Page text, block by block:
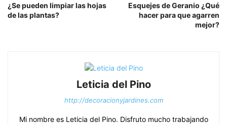
¿Se pueden limpiar las hojas
de las plantas?
Esquejes de Geranio ¿Qué
hacer para que agarren
mejor?
Leticia del Pino
http://decoracionyjardines.com
Mi nombre es Leticia del Pino. Disfruto mucho trabajando